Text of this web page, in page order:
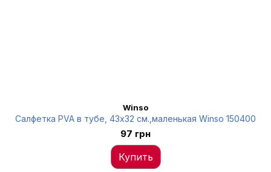
Winso
Салфетка PVA в тубе, 43x32 см.,маленькая Winso 150400
97 грн
Купить